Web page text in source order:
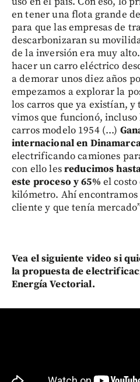
en tener una flota grande
para que las empresas de
descarbonizaran su
de la inversión era muy
hacer un carro eléctrico
a demorar unos diez años
empezamos a explorar la
los carros que ya existían, y
vimos que funcionó, incluso
carros modelo 1954 (...)
internacional en
electrificando camiones
con ello lesreducimos
este proceso y 65% el
kilómetro. Ahí encontramos
cliente y que tenía
Vea el siguiente video si
la propuesta de
Energía Vectorial.